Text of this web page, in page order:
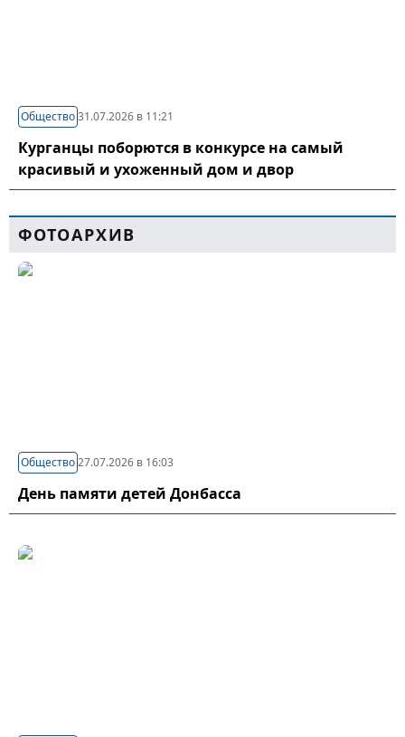
Общество31.07.2026 в 11:21
Курганцы поборются в конкурсе на самый
красивый и ухоженный дом и двор
ФОТОАРХИВ
Общество27.07.2026 в 16:03
День памяти детей Донбасса